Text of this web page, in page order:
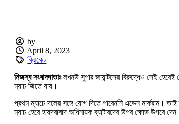
by
April 8, 2023
ক্রিকেট
নিজস্ব সংবাদদাতাঃলখনউ সুপার জায়ান্টসের বিরুদ্ধেও সেই
ম্যাচ জিতে যায়।
প্রথম ম্যাচে দলের সঙ্গে যোগ দিতে পারেননি এডেন মার্করাম।
ম্যাচ হেরে হায়দরাবাদ অধিনায়ক ব্যাটারদের উপর ক্ষোভ উগরে